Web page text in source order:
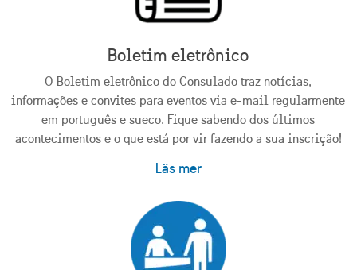
Boletim eletrônico
O Boletim eletrônico do Consulado traz notícias,
informações e convites para eventos via e-mail regularmente
em português e sueco. Fique sabendo dos últimos
acontecimentos e o que está por vir fazendo a sua inscrição!
Läs mer